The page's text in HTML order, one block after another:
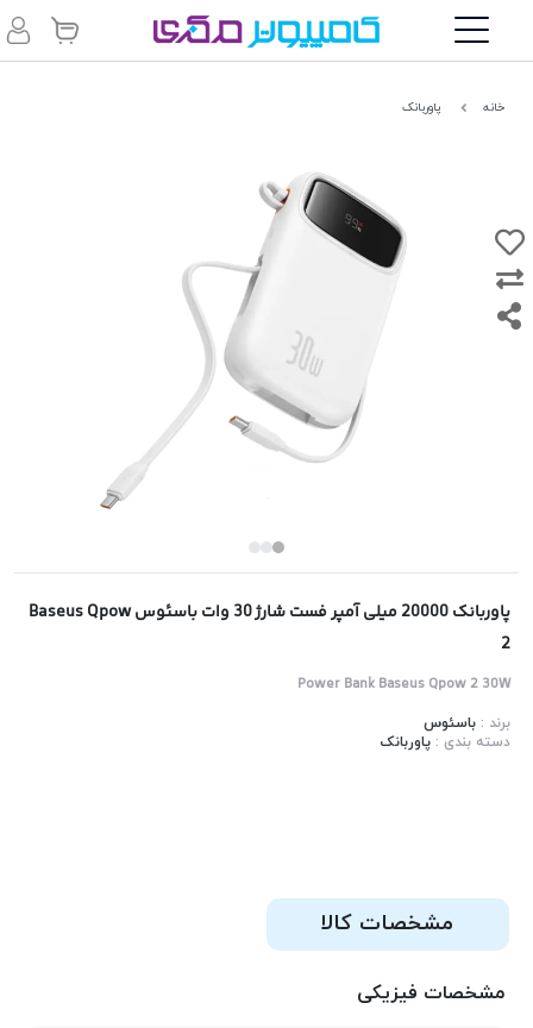
خانه پاوربانک
پاوربانک 20000 میلی آمپر فست شارژ 30 وات باسئوس Baseus Qpow
2
Power Bank Baseus Qpow 2 30W
برند :باسئوس
دسته بندی :پاوربانک
مشخصات کالا
مشخصات فیزیکی